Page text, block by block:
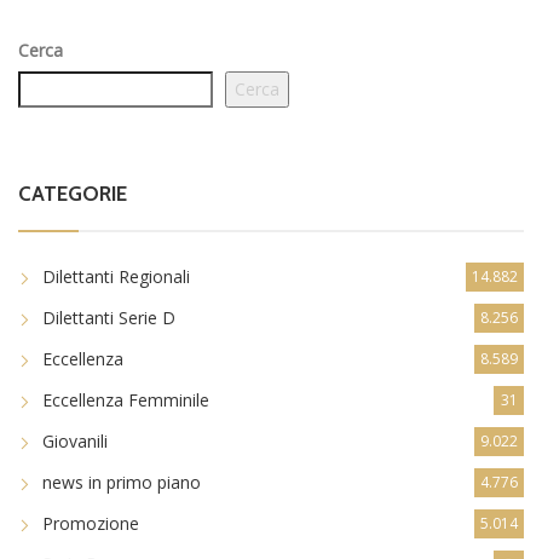
Cerca
Cerca
CATEGORIE
Dilettanti Regionali 14.882
Dilettanti Serie D 8.256
Eccellenza 8.589
Eccellenza Femminile 31
Giovanili 9.022
news in primo piano 4.776
Promozione 5.014